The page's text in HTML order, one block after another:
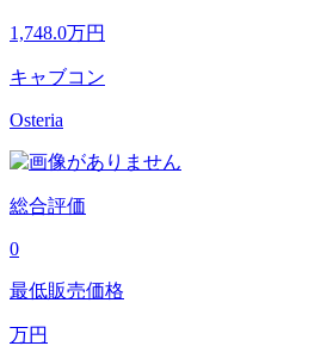
1,748.0万円
キャブコン
Osteria
総合評価
0
最低販売価格
万円